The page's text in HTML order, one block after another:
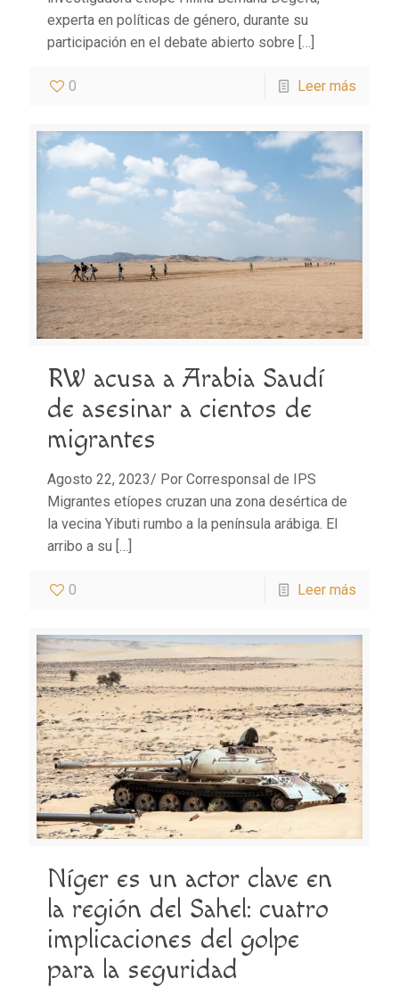
experta en políticas de género, durante su
participación en el debate abierto sobre […]
0 Leer más
RW acusa a Arabia Saudí
de asesinar a cientos de
migrantes
Agosto 22, 2023/ Por Corresponsal de IPS
Migrantes etíopes cruzan una zona desértica de
la vecina Yibuti rumbo a la península arábiga. El
arribo a su […]
0 Leer más
Níger es un actor clave en
la región del Sahel: cuatro
implicaciones del golpe
para la seguridad